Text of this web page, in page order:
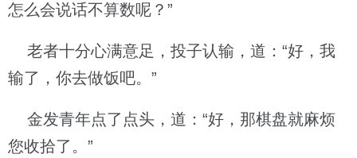
怎么会说话不算数呢？”
老者十分心满意足，投子认输，道：“好，我
输了，你去做饭吧。”
金发青年点了点头，道：“好，那棋盘就麻烦
您收拾了。”